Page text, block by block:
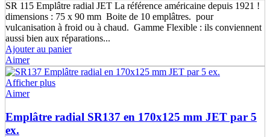
SR 115 Emplâtre radial JET La référence américaine depuis 1921 !
dimensions : 75 x 90 mm Boite de 10 emplâtres. pour
vulcanisation à froid ou à chaud. Gamme Flexible : ils conviennent
aussi bien aux réparations...
Ajouter au panier
Aimer
Afficher plus
Aimer
Emplâtre radial SR137 en 170x125 mm JET par 5
ex.